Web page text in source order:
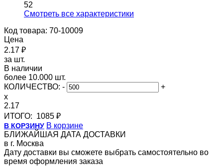
52
Cмотреть все характеристики
Код товара: 70-10009
Цена
2.17 ₽
за шт.
В наличии
более 10.000 шт.
КОЛИЧЕСТВО: -
+
x
2.17
ИТОГО: 1085 ₽
В КОРЗИНУ В корзине
БЛИЖАЙШАЯ ДАТА ДОСТАВКИ
в г. Москва
Дату доставки вы сможете выбрать самостоятельно во
время оформления заказа